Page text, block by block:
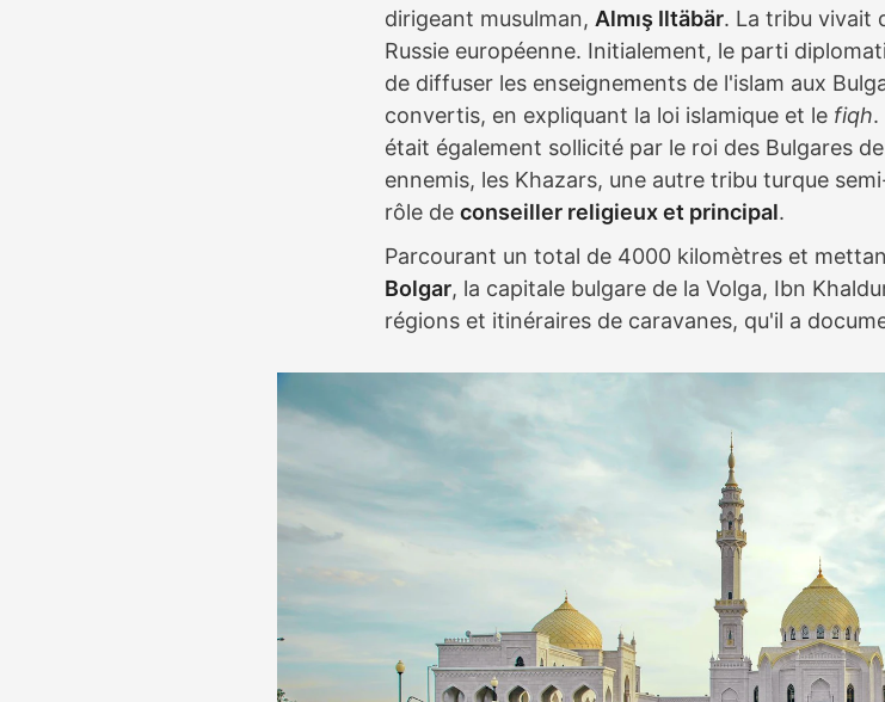
dirigeant musulman, Almış Iltäbär. La tribu vivait
Russie européenne. Initialement, le parti
de diffuser les enseignements de l'islam aux
convertis, en expliquant la loi islamique et le fiqh.
était également sollicité par le roi des Bulgares
ennemis, les Khazars, une autre tribu turque
rôle de conseiller religieux et principal.
Parcourant un total de 4000 kilomètres et
Bolgar, la capitale bulgare de la Volga, Ibn
régions et itinéraires de caravanes, qu'il a